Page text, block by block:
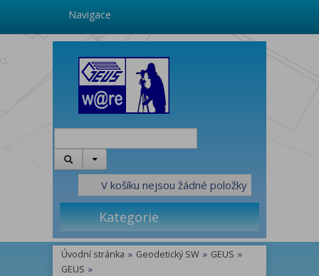
Navigace
V košíku nejsou žádné položky
Kategorie
Úvodní stránka » Geodetický SW » GEUS »
GEUS »